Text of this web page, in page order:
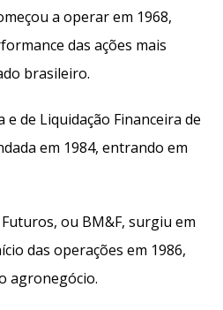
a operar em 1968,
das ações mais
brasileiro.
e de Liquidação Financeira de
em 1984, entrando em
ou BM&F, surgiu em
das operações em 1986,
agronegócio.